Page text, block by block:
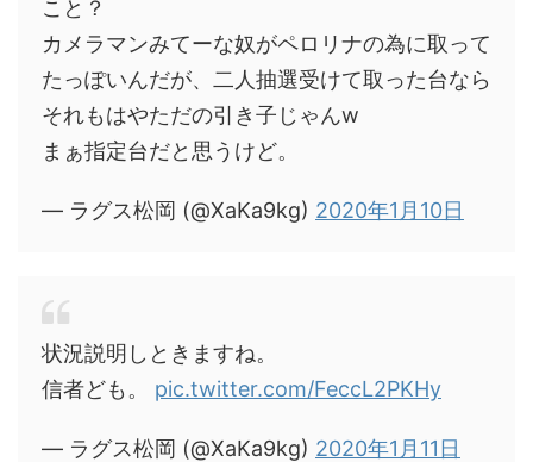
こと？
カメラマンみてーな奴がペロリナの為に取って
たっぽいんだが、二人抽選受けて取った台なら
それもはやただの引き子じゃんw
まぁ指定台だと思うけど。
— ラグス松岡 (@XaKa9kg) 2020年1月10日
状況説明しときますね。
信者ども。 pic.twitter.com/FeccL2PKHy
— ラグス松岡 (@XaKa9kg) 2020年1月11日